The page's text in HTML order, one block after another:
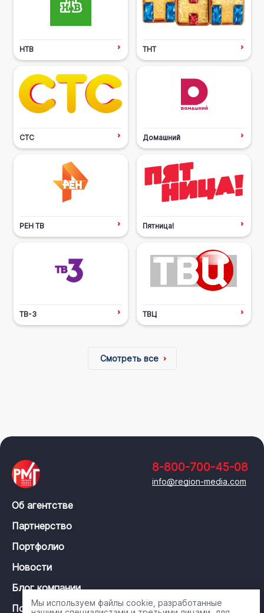
НТВ ТНТ
СТС Домашний
РЕН ТВ Пятница!
ТВ-3 ТВЦ
Смотреть все
8-800-700-45-08
info@region-media.com
Об агентстве
Партнерство
Портфолио
Новости
Блог компании
Политика конфиденциальности
Мы используем файлы cookie, разработанные